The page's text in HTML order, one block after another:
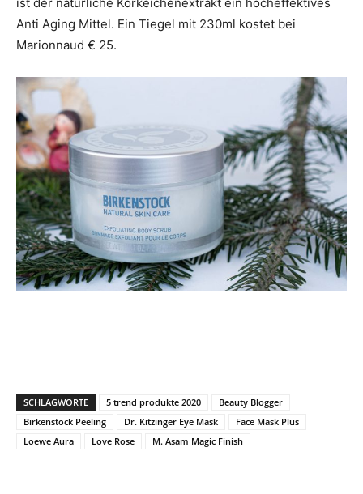
Anti Aging Mittel. Ein Tiegel mit 230ml kostet bei
Marionnaud € 25.
SCHLAGWORTE 5 trend produkte 2020
Beauty Blogger
Birkenstock Peeling
Dr. Kitzinger Eye Mask
Face Mask Plus
Loewe Aura
Love Rose M. Asam Magic Finish